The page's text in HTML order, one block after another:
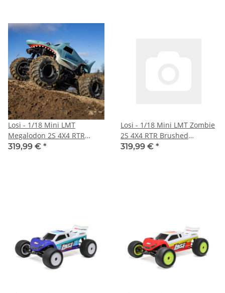
Losi - 1/18 Mini LMT
Megalodon 2S 4X4 RTR
Brushed Monster Truck
319,99 € *
Losi - 1/18 Mini LMT Zombie
2S 4X4 RTR Brushed
Monster Truck (Battery &
319,99 € *